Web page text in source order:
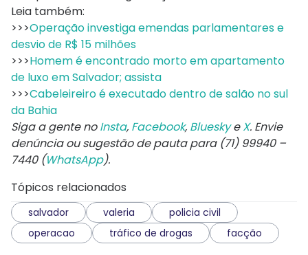
Leia também:
>>>Operação investiga emendas parlamentares e
desvio de R$ 15 milhões
>>>Homem é encontrado morto em apartamento
de luxo em Salvador; assista
>>>Cabeleireiro é executado dentro de salão no sul
da Bahia
Siga a gente noInsta, Facebook, BlueskyeX. Envie
denúncia ou sugestão de pauta para (71) 99940 –
7440 (WhatsApp).
Tópicos relacionados
salvador valeria
policia civil
operacao
tráfico de drogas facção